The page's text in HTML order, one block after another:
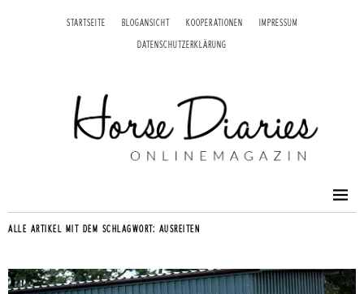
STARTSEITE BLOGANSICHT KOOPERATIONEN IMPRESSUM
DATENSCHUTZERKLÄRUNG
ALLE ARTIKEL MIT DEM SCHLAGWORT: AUSREITEN